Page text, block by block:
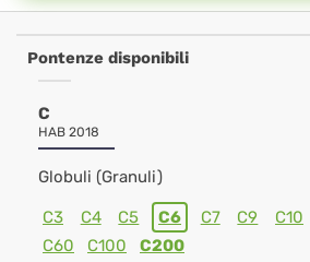
Pontenze disponibili
C
HAB 2018
Globuli (Granuli)
C3 C4 C5 C6 C7 C9 C10
C60
C100 C200